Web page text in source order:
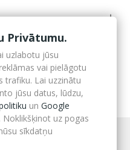

Privātumu.
uzlabotu jūsu
vai pielāgotu
trafiku. Lai uzzinātu
jūsu datus, lūdzu,
unGoogle
. Noklikšķinot uz pogas
sīkdatņu